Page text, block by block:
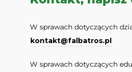
W sprawach dotyczących
kontakt@falbatros.pl
W sprawach dotyczących